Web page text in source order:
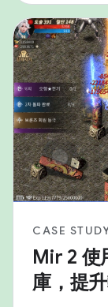
能和使用者體
Android 自適
動態影格速率
CASE
Mir 2 使
庫，提